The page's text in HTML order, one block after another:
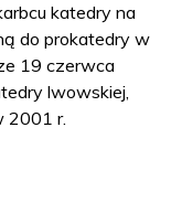
katedry na
do prokatedry w
19 czerwca
lwowskiej,
2001 r.